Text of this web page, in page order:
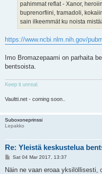
pahimmat reflat - Xanor,
buprenorfiini, tramadoli,
sain ilkeemmät ku noista
https://www.ncbi.nlm.nih.gov/
Imo Bromazepaami on parhaita
bentsoista.
Keep it unreal.
Vaultti.net - coming soon..
Suboxoneprinssi
Lepakko
Re: Yleistä keskustelua
P
s
Sat 04 Mar 2017, 13:37
Näin ne vaan eroaa yksilöllisesti,